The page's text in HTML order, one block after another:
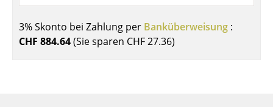
Einzelteile
... alle Tische
3% Skonto bei Zahlung per Banküberweisung :
CHF 884.64(Sie sparen CHF 27.36)